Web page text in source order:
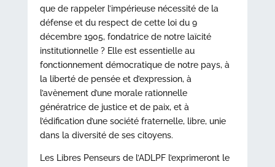
que de rappeler l’impérieuse nécessité de la
défense et du respect de cette loi du 9
décembre 1905, fondatrice de notre laïcité
institutionnelle ? Elle est essentielle au
fonctionnement démocratique de notre pays, à
la liberté de pensée et d’expression, à
l’avènement d’une morale rationnelle
génératrice de justice et de paix, et à
l’édification d’une société fraternelle, libre, unie
dans la diversité de ses citoyens.
Les Libres Penseurs de l’ADLPF l’exprimeront le